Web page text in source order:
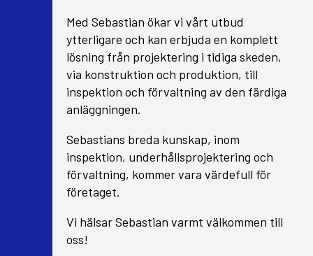
Med Sebastian ökar vi vårt utbud
ytterligare och kan erbjuda en komplett
lösning från projektering i tidiga skeden,
via konstruktion och produktion, till
inspektion och förvaltning av den färdiga
anläggningen.
Sebastians breda kunskap, inom
inspektion, underhållsprojektering och
förvaltning, kommer vara värdefull för
företaget.
Vi hälsar Sebastian varmt välkommen till
oss!